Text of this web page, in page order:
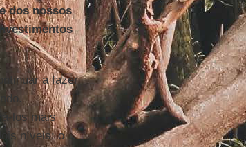
dos nossos
a fazer
los mais
níveis: o